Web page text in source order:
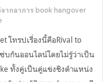
ากอาการ book hangover
โทรปเรื่องนี้คือRival to
บกันออนไลน์โดยไม่รู้ว่าเป็น
ทั้งคู่เป็นคู่แข่งชิงตำแหน่ง